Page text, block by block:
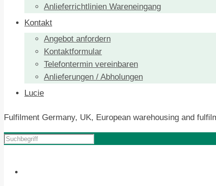
Anlieferrichtlinien Wareneingang
Kontakt
Angebot anfordern
Kontaktformular
Telefontermin vereinbaren
Anlieferungen / Abholungen
Lucie
Fulfilment Germany, UK, European warehousing and